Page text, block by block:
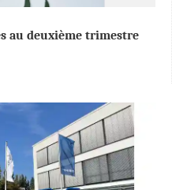
au deuxième trimestre